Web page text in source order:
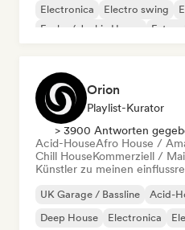
Electronica
Electro swing
Funky / Jackin House
Future
Orion
Playlist-Kurator
> 3900 Antworten
Acid-HouseAfro House /
Chill HouseKommerziell /
Künstler zu meinen
UK Garage / Bassline Acid-
Deep House
Electronica